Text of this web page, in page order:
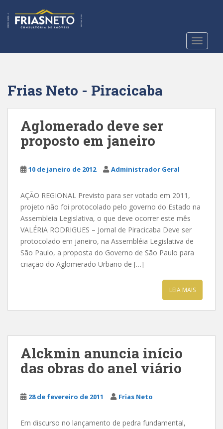
t
Frias Neto - Piracicaba
Aglomerado deve ser
proposto em janeiro
10 de janeiro de 2012 Administrador Geral
AÇÃO REGIONAL Previsto para ser votado em 2011,
projeto não foi protocolado pelo governo do Estado na
Assembleia Legislativa, o que deve ocorrer este mês
VALÉRIA RODRIGUES – Jornal de Piracicaba Deve ser
protocolado em janeiro, na Assembléia Legislativa de
São Paulo, a proposta do Governo de São Paulo para
criação do Aglomerado Urbano de […]
LEIA MAIS
Alckmin anuncia início
das obras do anel viário
28 de fevereiro de 2011 Frias Neto
Em discurso no lançamento de pedra fundamental,